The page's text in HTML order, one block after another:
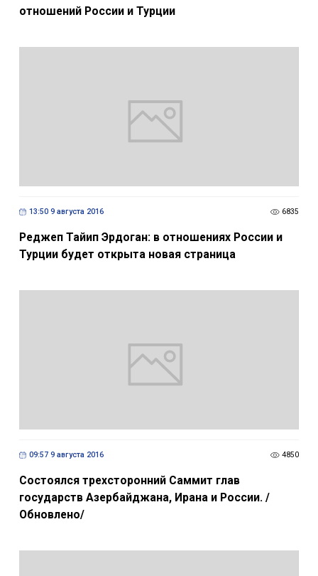
отношений России и Турции
13:50 9 августа 2016 6835
Реджеп Тайип Эрдоган: в отношениях России и
Турции будет открыта новая страница
09:57 9 августа 2016 4850
Состоялся трехсторонний Саммит глав
государств Азербайджана, Ирана и России. /
Обновлено/